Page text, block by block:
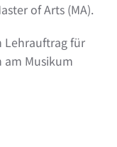
of Arts (MA).
Lehrauftrag für
Musikum